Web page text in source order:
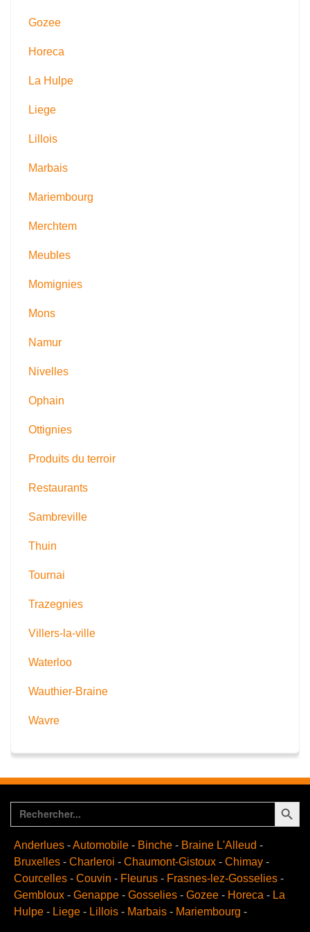
Gozee
Horeca
La Hulpe
Liege
Lillois
Marbais
Mariembourg
Merchtem
Meubles
Momignies
Mons
Namur
Nivelles
Ophain
Ottignies
Produits du terroir
Restaurants
Sambreville
Thuin
Tournai
Trazegnies
Villers-la-ville
Waterloo
Wauthier-Braine
Wavre
Search
for:
Search Button
Anderlues -Automobile - Binche - Braine L'Alleud -
Bruxelles - Charleroi - Chaumont-Gistoux - Chimay -
Courcelles - Couvin - Fleurus - Frasnes-lez-Gosselies -
Gembloux - Genappe - Gosselies - Gozee - Horeca - La
Hulpe - Liege - Lillois - Marbais - Mariembourg -